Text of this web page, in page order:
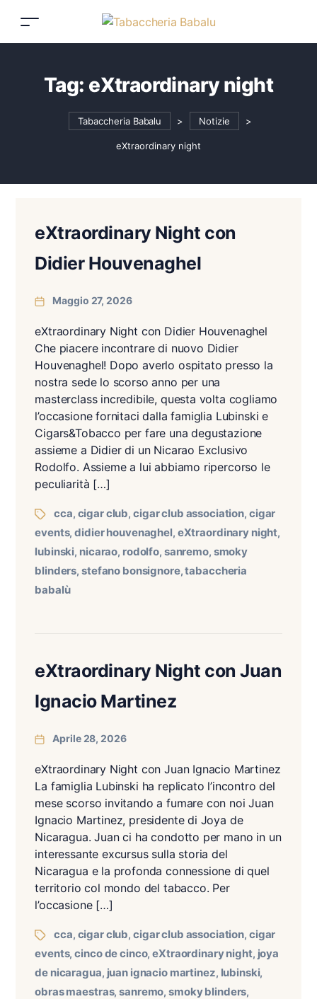
Tag: eXtraordinary night
Tabaccheria Babalu > Notizie >
eXtraordinary night
eXtraordinary Night con
Didier Houvenaghel
Maggio 27, 2026
eXtraordinary Night con Didier Houvenaghel
Che piacere incontrare di nuovo Didier
Houvenaghel! Dopo averlo ospitato presso la
nostra sede lo scorso anno per una
masterclass incredibile, questa volta cogliamo
l’occasione fornitaci dalla famiglia Lubinski e
Cigars&Tobacco per fare una degustazione
assieme a Didier di un Nicarao Exclusivo
Rodolfo. Assieme a lui abbiamo ripercorso le
peculiarità […]
cca, cigar club,cigar club association, cigar
events,didier houvenaghel, eXtraordinary night,
lubinski, nicarao, rodolfo, sanremo, smoky
blinders,stefano bonsignore,tabaccheria
babalù
eXtraordinary Night con Juan
Ignacio Martinez
Aprile 28, 2026
eXtraordinary Night con Juan Ignacio Martinez
La famiglia Lubinski ha replicato l’incontro del
mese scorso invitando a fumare con noi Juan
Ignacio Martinez, presidente di Joya de
Nicaragua. Juan ci ha condotto per mano in un
interessante excursus sulla storia del
Nicaragua e la profonda connessione di quel
territorio col mondo del tabacco. Per
l’occasione […]
cca, cigar club,cigar club association, cigar
events,cinco de cinco,eXtraordinary night, joya
de nicaragua, juan ignacio martinez, lubinski,
obras maestras,sanremo,smoky blinders,